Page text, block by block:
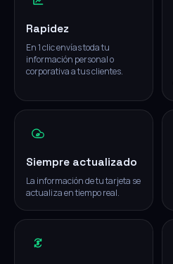
Rapidez
En 1 clic envías toda tu
información personal o
corporativa a tus clientes.
Siempre actualizado
La información de tu tarjeta se
actualiza en tiempo real.